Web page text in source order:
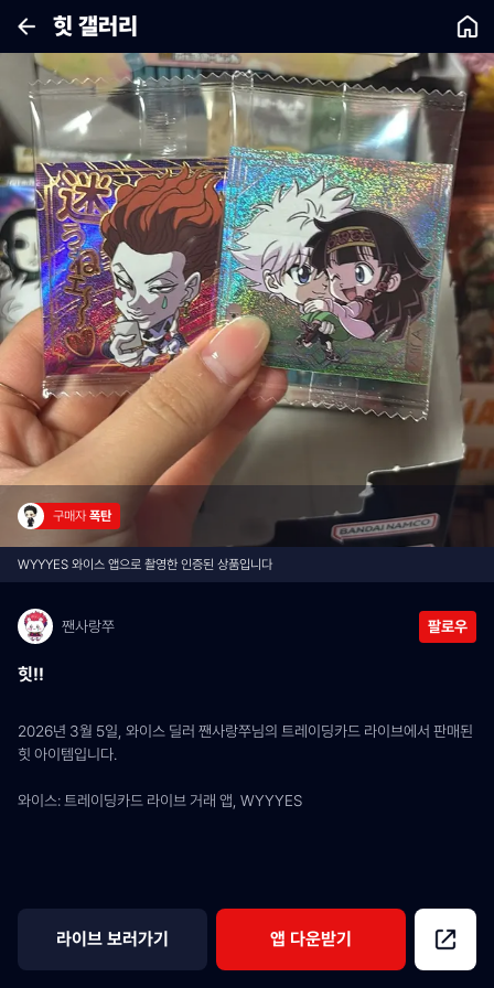
힛 갤러리
구매자 폭탄
WYYYES 와이스 앱으로 촬영한 인증된 상품입니다
짼사랑쭈 팔로우
힛!!
2026년 3월 5일, 와이스 딜러 짼사랑쭈님의 트레이딩카드 라이브에서 판매된
힛 아이템입니다.
와이스: 트레이딩카드 라이브 거래 앱, WYYYES
라이브 보러가기 앱 다운받기